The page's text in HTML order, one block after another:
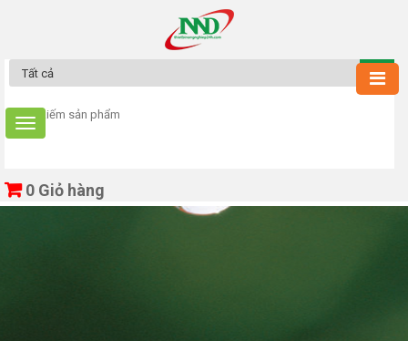
0 Giỏ hàng